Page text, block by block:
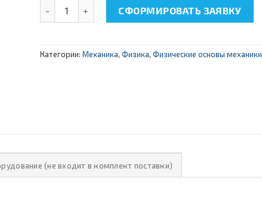
СФОРМИРОВАТЬ ЗАЯВКУ
Категории: Механика, Физика, Физические основы механики
(не входит в комплект поставки)